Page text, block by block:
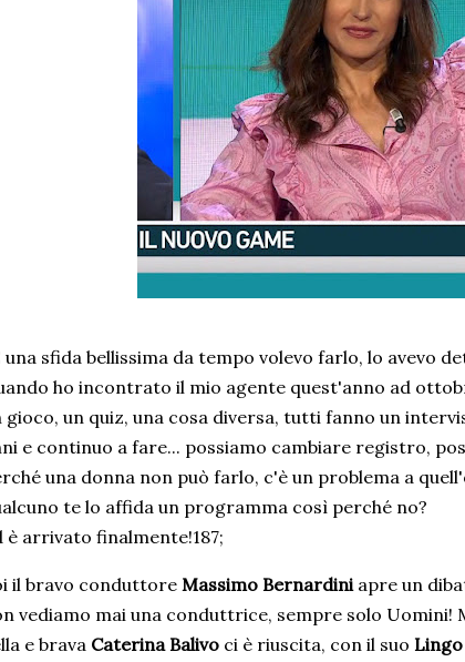
una sfida bellissima da tempo volevo farlo, lo avevo
ho incontrato il mio agente quest'anno ad
gioco, un quiz, una cosa diversa, tutti fanno un
e continuo a fare... possiamo cambiare registro,
una donna non può farlo, c'è un problema a
te lo affida un programma così perché no?
è arrivato finalmente!187;
il bravo conduttore Massimo Bernardiniapre un
vediamo mai una conduttrice, sempre solo Uomini!
e brava Caterina Balivo ci è riuscita, con il suo